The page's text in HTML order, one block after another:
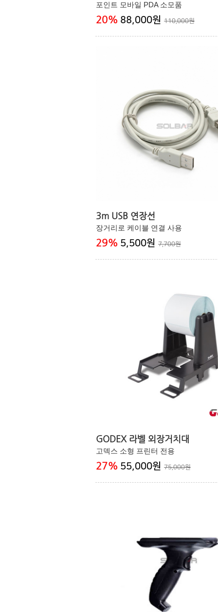
포인트 모바일 PDA 소모품
20% 88,000원 110,000원
3m USB 연장선
장거리로 케이블 연결 사용
29% 5,500원 7,700원
GODEX 라벨 외장거치대
고덱스 소형 프린터 전용
27% 55,000원 75,000원